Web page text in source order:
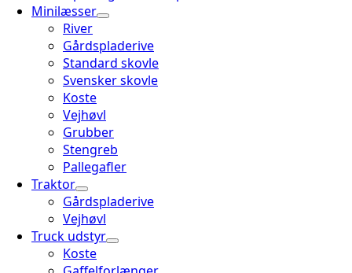
Minilæsser
River
Gårdspladerive
Standard skovle
Svensker skovle
Koste
Vejhøvl
Grubber
Stengreb
Pallegafler
Traktor
Gårdspladerive
Vejhøvl
Truck udstyr
Koste